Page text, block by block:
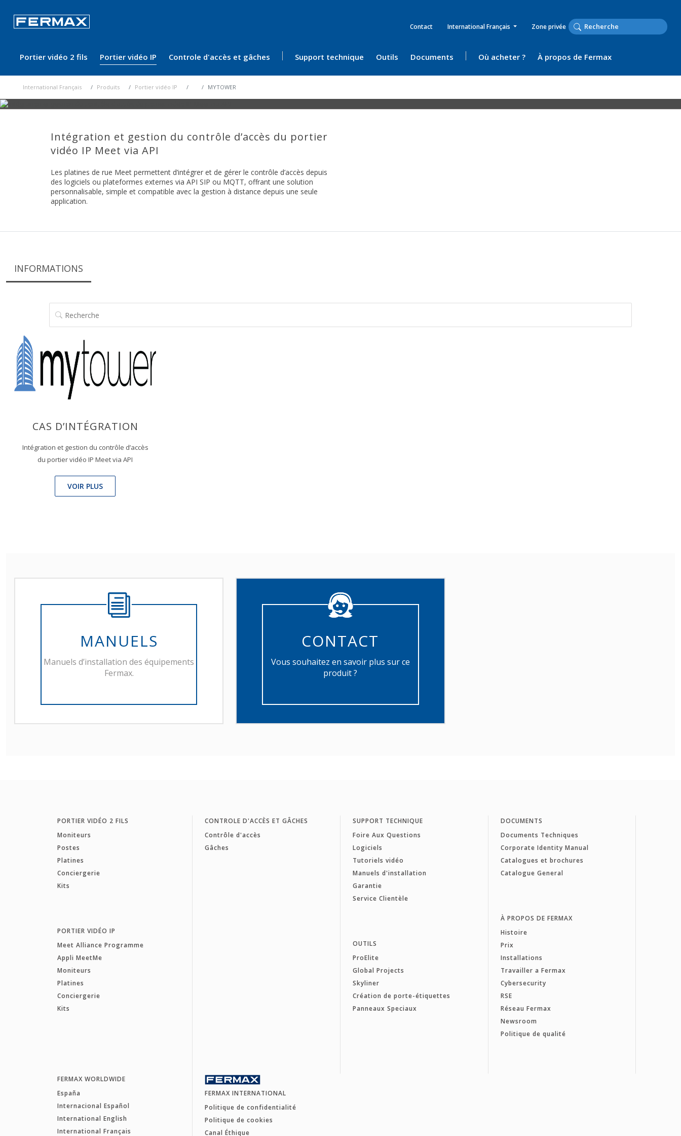
Contact International Français Zone privée
Portier vidéo 2 fils Portier vidéo IP Controle d'accès et gâches Support technique Outils Documents Où acheter ? À propos de Fermax
International Français Produits Portier vidéo IP MYTOWER
Intégration et gestion du contrôle d’accès du portier
vidéo IP Meet via API
Les platines de rue Meet permettent d’intégrer et de gérer le contrôle d’accès depuis
des logiciels ou plateformes externes via API SIP ou MQTT, offrant une solution
personnalisable, simple et compatible avec la gestion à distance depuis une seule
application.
INFORMATIONS
RECHERCHE
CAS D’INTÉGRATION
Intégration et gestion du contrôle d’accès
du portier vidéo IP Meet via API
VOIR PLUS
MANUELS
Manuels d’installation des équipements
Fermax.
CONTACT
Vous souhaitez en savoir plus sur ce
produit ?
PORTIER VIDÉO 2 FILS
Moniteurs
Postes
Platines
Conciergerie
Kits
PORTIER VIDÉO IP
Meet Alliance Programme
Appli MeetMe
Moniteurs
Platines
Conciergerie
Kits
CONTROLE D'ACCÈS ET GÂCHES
Contrôle d'accès
Gâches
SUPPORT TECHNIQUE
Foire Aux Questions
Logiciels
Tutoriels vidéo
Manuels d'installation
Garantie
Service Clientèle
OUTILS
ProElite
Global Projects
Skyliner
Création de porte-étiquettes
Panneaux Speciaux
DOCUMENTS
Documents Techniques
Corporate Identity Manual
Catalogues et brochures
Catalogue General
À PROPOS DE FERMAX
Histoire
Prix
Installations
Travailler a Fermax
Cybersecurity
RSE
Réseau Fermax
Newsroom
Politique de qualité
FERMAX WORLDWIDE
España
Internacional Español
International English
International Français
FERMAX INTERNATIONAL
Politique de confidentialité
Politique de cookies
Canal Éthique